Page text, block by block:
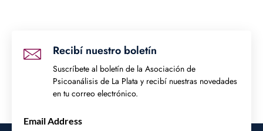
Recibí nuestro boletín
Suscríbete al boletín de la Asociación de
Psicoanálisis de La Plata y recibí nuestras novedades
en tu correo electrónico.
Email Address